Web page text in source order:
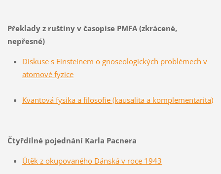
Překlady z ruštiny v časopise PMFA (zkrácené,
nepřesné)
Diskuse s Einsteinem o gnoseologických problémech v
atomové fyzice
Kvantová fysika a filosofie (kausalita a komplementarita)
Čtyřdílné pojednání Karla Pacnera
Útěk z okupovaného Dánská v roce 1943